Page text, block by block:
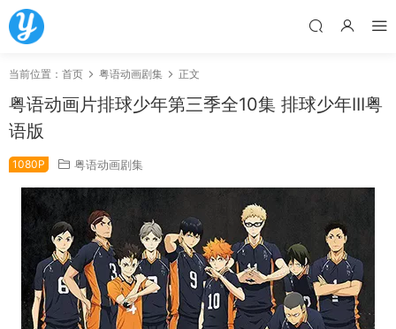
当前位置： 首页 粤语动画剧集 正文
粤语动画片排球少年第三季全10集 排球少年III粤
语版
1080P 粤语动画剧集